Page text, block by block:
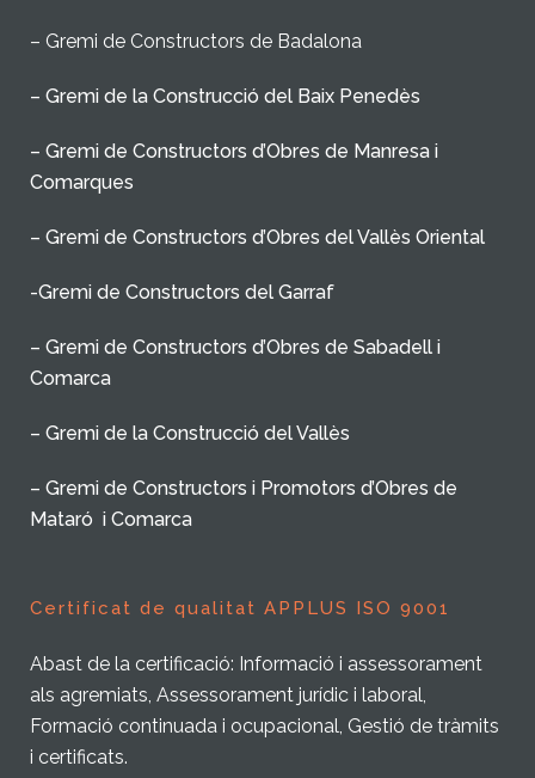
– Gremi de Constructors de Badalona
– Gremi de la Construcció del Baix Penedès
– Gremi de Constructors d’Obres de Manresa i
Comarques
– Gremi de Constructors d’Obres del Vallès Oriental
-Gremi de Constructors del Garraf
– Gremi de Constructors d’Obres de Sabadell i
Comarca
– Gremi de la Construcció del Vallès
– Gremi de Constructors i Promotors d’Obres de
Mataró i Comarca
Certificat de qualitat APPLUS ISO 9001
Abast de la certificació: Informació i assessorament
als agremiats, Assessorament jurídic i laboral,
Formació continuada i ocupacional, Gestió de tràmits
i certificats.